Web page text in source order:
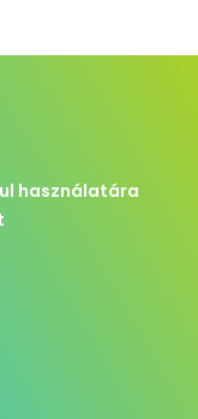
használatára